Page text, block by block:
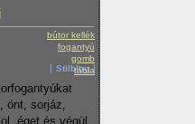
bútor kellék
fogantyú
gomb
tábla
Stilblog
önt, sorjáz,
éget és végül